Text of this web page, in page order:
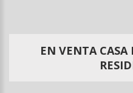
EN VENTA CASA